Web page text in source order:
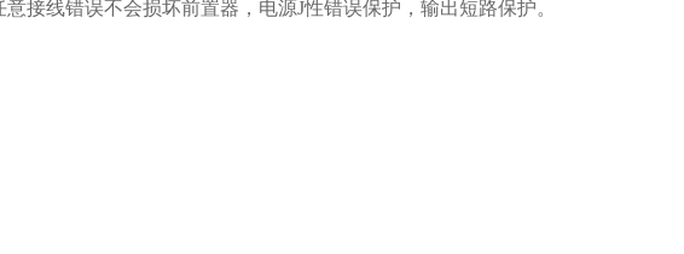
接线错误不会损坏前置器，电源J性错误保护，输出短路保护。